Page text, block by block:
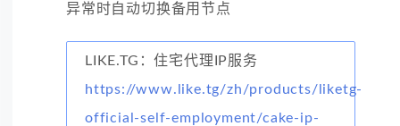
异常时自动切换备用节点
LIKE.TG：住宅代理IP服务
https://www.like.tg/zh/products/liketg-
official-self-employment/cake-ip-